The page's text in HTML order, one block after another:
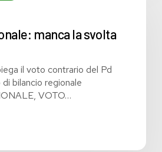
manca la svolta
il voto contrario del Pd
bilancio regionale
VOTO…